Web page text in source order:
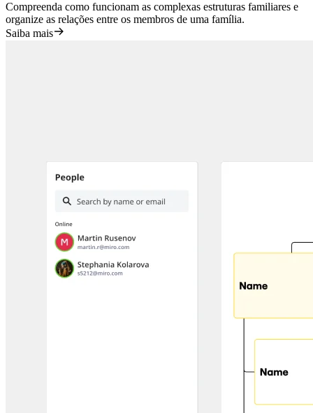
Compreenda como funcionam as complexas estruturas familiares e
organize as relações entre os membros de uma família.
Saiba mais